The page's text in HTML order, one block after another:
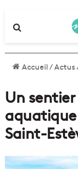
Accueil/Actus
Un
Saint-